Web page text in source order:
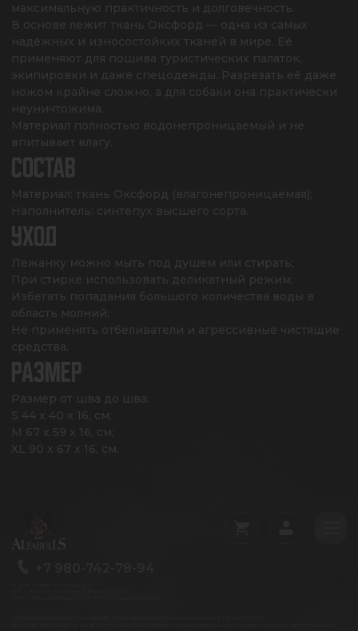
максимальную практичность и долговечность.
В основе лежит ткань Оксфорд — одна из самых
надёжных и износостойких тканей в мире. Её
применяют для пошива туристических палаток,
экипировки и даже спецодежды. Разрезать её даже
ножом крайне сложно, а для собаки она практически
неуничтожима.
Материал полностью водонепроницаемый и не
впитывает влагу.
СОСТАВ
Материал: ткань Оксфорд (влагонепроницаемая);
Наполнитель: синтепух высшего сорта.
УХОД
Лежанку можно мыть под душем или стирать;
При стирке использовать деликатный режим;
Избегать попадания большого количества воды в
область молний;
Не применять отбеливатели и агрессивные чистящие
средства.
РАЗМЕР
Размер от шва до шва:
S 44 x 40 x 16, см;
M 67 x 59 x 16, см;
XL 90 x 67 x 16, см.